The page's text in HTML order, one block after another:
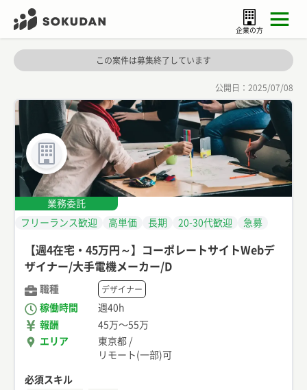
企業の方
この案件は募集終了しています
公開日： 2025/07/08
業務委託
フリーランス歓迎
高単価 長期 20-30代歓迎 急募
【週4在宅・45万円～】コーポレートサイトWebデ
ザイナー/大手電機メーカー/D
職種 デザイナー
稼働時間
週40h
報酬
45万〜55万
エリア
東京都 /
リモート(一部)可
必須スキル